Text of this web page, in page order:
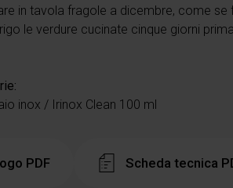
in tavola fragole a dicembre, come
le verdure cucinate cinque giorni
inox / Irinox Clean 100 ml
PDF Scheda tecnica